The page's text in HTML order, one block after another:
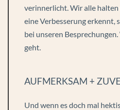
verinnerlicht. Wir alle halten
eine Verbesserung erkennt,
bei unseren
geht.
AUFMERKSAM +
Und wenn es doch mal